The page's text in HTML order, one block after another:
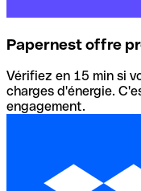
Papernest offre
Vérifiez en 15 min si
charges d'énergie.
engagement.